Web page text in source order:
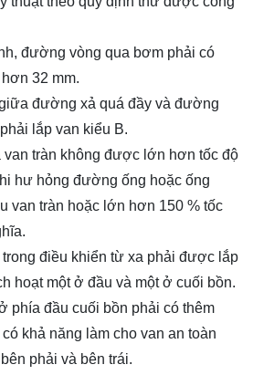
đường vòng qua bơm phải có
32 mm.
đường xả quá đầy và đường
lắp van kiểu B.
van tràn không được lớn hơn tốc độ
hư hỏng đường ống hoặc ống
van tràn hoặc lớn hơn 150 % tốc
trong điều khiển từ xa phải được lắp
hoạt một ở đầu và một ở cuối bồn.
phía đầu cuối bồn phải có thêm
khả năng làm cho van an toàn
phải và bên trái.